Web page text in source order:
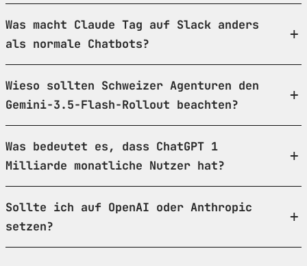
Was macht Claude Tag auf Slack anders
als normale Chatbots?
Wieso sollten Schweizer Agenturen den
Gemini-3.5-Flash-Rollout beachten?
Was bedeutet es, dass ChatGPT 1
Milliarde monatliche Nutzer hat?
Sollte ich auf OpenAI oder Anthropic
setzen?